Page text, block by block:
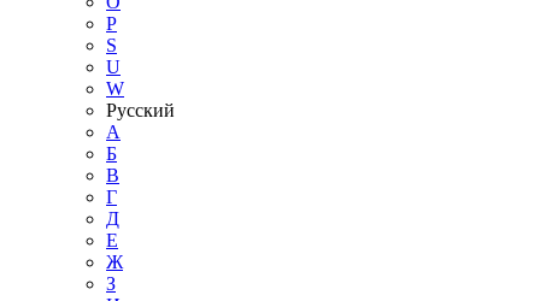
P
S
U
W
Русский
А
Б
В
Г
Д
Е
Ж
З